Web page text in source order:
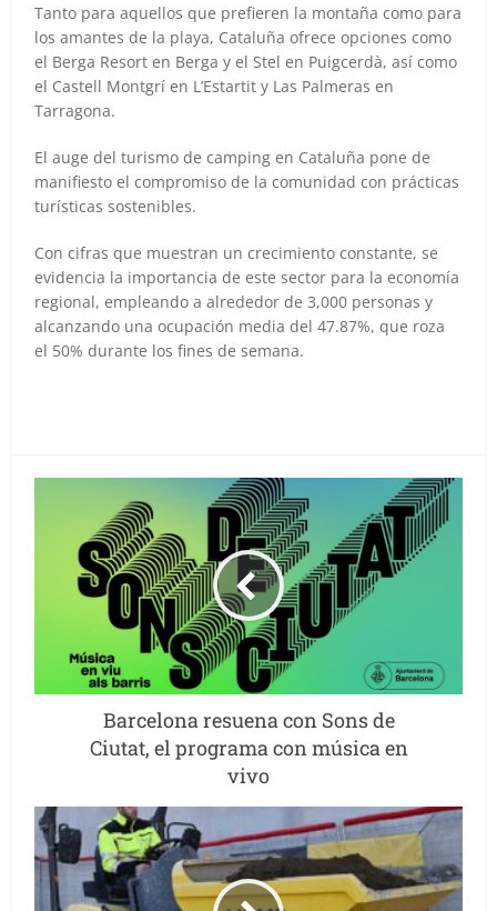
Tanto para aquellos que prefieren la montaña como para
los amantes de la playa, Cataluña ofrece opciones como
el Berga Resort en Berga y el Stel en Puigcerdà, así como
el Castell Montgrí en L’Estartit y Las Palmeras en
Tarragona.
El auge del turismo de camping en Cataluña pone de
manifiesto el compromiso de la comunidad con prácticas
turísticas sostenibles.
Con cifras que muestran un crecimiento constante, se
evidencia la importancia de este sector para la economía
regional, empleando a alrededor de 3,000 personas y
alcanzando una ocupación media del 47.87%, que roza
el 50% durante los fines de semana.
Barcelona resuena con Sons de
Ciutat, el programa con música en
vivo